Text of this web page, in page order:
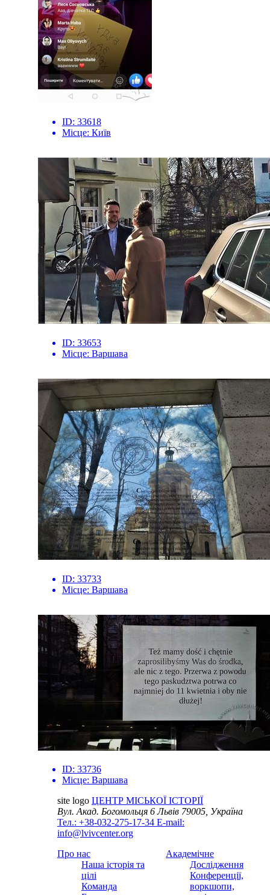
ID: 33618
Місце: Київ
ID: 33653
Місце: Варшава
ID: 33733
Місце: Варшава
ID: 33736
Місце: Варшава
site logo ЦЕНТР МІСЬКОЇ ІСТОРІЇ
Вул. Акад. Богомольця 6Львів 79005, Україна
Тел.: +38-032-275-17-34 E-mail:
info@lvivcenter.org
Про нас
Наша історія та
цілі
Команда
Академічне
Дослідження
Конференції,
воркшопи,